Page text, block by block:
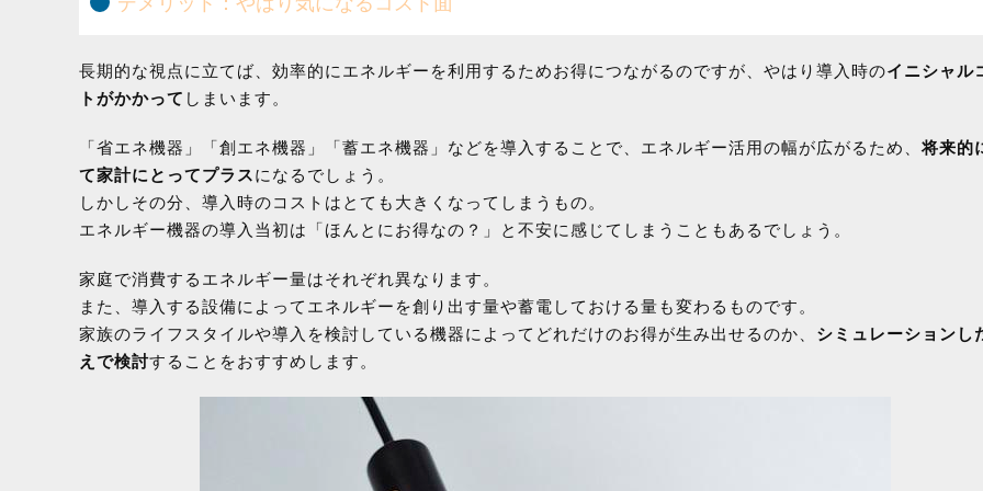
長期的な視点に立てば、効率的にエネルギーを利用するためお得につながるのですが、やはり導入時のイニシャル
トがかかって しまいます。
「省エネ機器」「創エネ機器」「蓄エネ機器」などを導入することで、エネルギー活用の幅が広がるため、将来的
て家計にとってプラスになるでしょう。
しかしその分、導入時のコストはとても大きくなってしまうもの。
エネルギー機器の導入当初は「ほんとにお得なの？」と不安に感じてしまうこともあるでしょう。
家庭で消費するエネルギー量はそれぞれ異なります。
また、導入する設備によってエネルギーを創り出す量や蓄電しておける量も変わるものです。
家族のライフスタイルや導入を検討している機器によってどれだけのお得が生み出せるのか、 シミュレーションし
えで検討することをおすすめします。